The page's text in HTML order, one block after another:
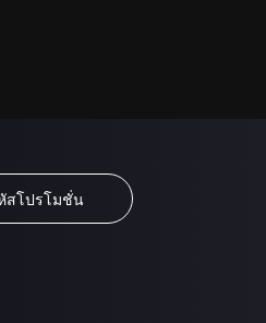
สโปรโมชั่น